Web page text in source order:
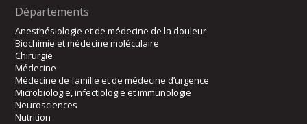
Départements
Anesthésiologie et de médecine de la douleur
Biochimie et médecine moléculaire
Chirurgie
Médecine
Médecine de famille et de médecine d’urgence
Microbiologie, infectiologie et immunologie
Neurosciences
Nutrition